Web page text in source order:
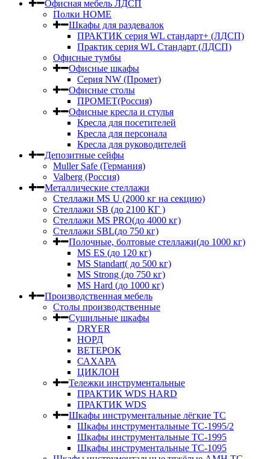
Офисная мебель ЛДСП
Полки HOME
Шкафы для раздевалок
ПРАКТИК серия WL стандарт+ (ЛДСП)
Практик серия WL Стандарт (ЛДСП)
Офисные тумбы
Офисные шкафы
Серия NW (Промет)
Офисные столы
ПРОМЕТ(Россия)
Офисные кресла и стулья
Кресла для посетителей
Кресла для персонала
Кресла для руководителей
Депозитные сейфы
Muller Safe (Германия)
Valberg (Россия)
Металлические стеллажи
Стеллажи MS U (2000 кг на секцию)
Стеллажи SB (до 2100 КГ )
Стеллажи MS PRO(до 4000 кг)
Стеллажи SBL(до 750 кг)
Полочные, болтовые стеллажи(до 1000 кг)
MS ES (до 120 кг)
MS Standart( до 500 кг)
MS Strong (до 750 кг)
MS Hard (до 1000 кг)
Производственная мебель
Столы производственные
Сушильные шкафы
DRYER
НОРД
ВЕТЕРОК
САХАРА
ЦИКЛОН
Тележки инструментальные
ПРАКТИК WDS HARD
ПРАКТИК WDS
Шкафы инструментальные лёгкие ТС
Шкафы инструментальные ТС-1995/2
Шкафы инструментальные TC-1995
Шкафы инструментальные TC-1095